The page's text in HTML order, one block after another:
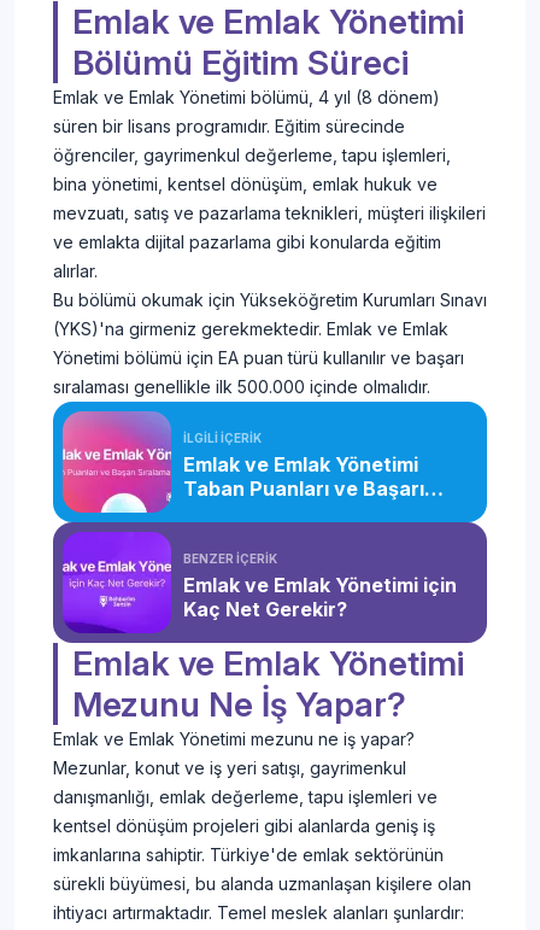
Emlak ve Emlak Yönetimi
Bölümü Eğitim Süreci
Emlak ve Emlak Yönetimi bölümü, 4 yıl (8 dönem)
süren bir lisans programıdır. Eğitim sürecinde
öğrenciler, gayrimenkul değerleme, tapu işlemleri,
bina yönetimi, kentsel dönüşüm, emlak hukuk ve
mevzuatı, satış ve pazarlama teknikleri, müşteri ilişkileri
ve emlakta dijital pazarlama gibi konularda eğitim
alırlar.
Bu bölümü okumak için Yükseköğretim Kurumları Sınavı
(YKS)'na girmeniz gerekmektedir. Emlak ve Emlak
Yönetimi bölümü için EA puan türü kullanılır ve başarı
sıralaması genellikle ilk 500.000 içinde olmalıdır.
İLGİLİ İÇERİK
Emlak ve Emlak Yönetimi
Taban Puanları ve Başarı
BENZER İÇERİK
Emlak ve Emlak Yönetimi için
Kaç Net Gerekir?
Emlak ve Emlak Yönetimi
Mezunu Ne İş Yapar?
Emlak ve Emlak Yönetimi mezunu ne iş yapar?
Mezunlar, konut ve iş yeri satışı, gayrimenkul
danışmanlığı, emlak değerleme, tapu işlemleri ve
kentsel dönüşüm projeleri gibi alanlarda geniş iş
imkanlarına sahiptir. Türkiye'de emlak sektörünün
sürekli büyümesi, bu alanda uzmanlaşan kişilere olan
ihtiyacı artırmaktadır. Temel meslek alanları şunlardır: